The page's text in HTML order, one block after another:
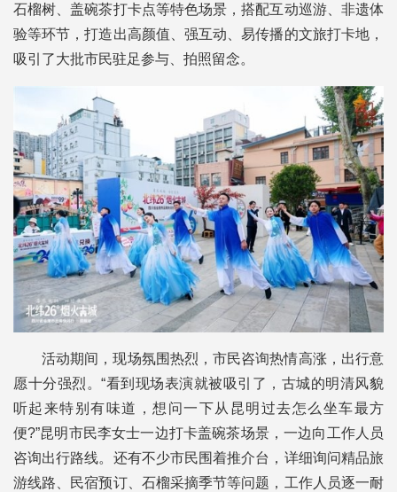
石榴树、盖碗茶打卡点等特色场景，搭配互动巡游、非遗体
验等环节，打造出高颜值、强互动、易传播的文旅打卡地，
吸引了大批市民驻足参与、拍照留念。
活动期间，现场氛围热烈，市民咨询热情高涨，出行意
愿十分强烈。“看到现场表演就被吸引了，古城的明清风貌
听起来特别有味道，想问一下从昆明过去怎么坐车最方
便?”昆明市民李女士一边打卡盖碗茶场景，一边向工作人员
咨询出行路线。还有不少市民围着推介台，详细询问精品旅
游线路、民宿预订、石榴采摘季节等问题，工作人员逐一耐